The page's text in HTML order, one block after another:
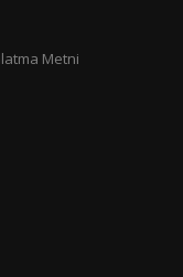
Metni